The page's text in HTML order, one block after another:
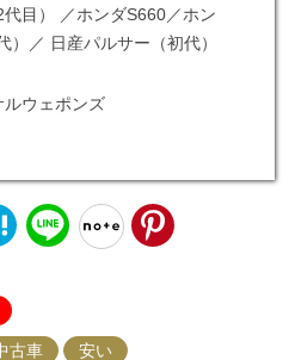
目） ／ホンダS660／ホン
）／ 日産パルサー（初代）
ルウェポンズ
古車 安い